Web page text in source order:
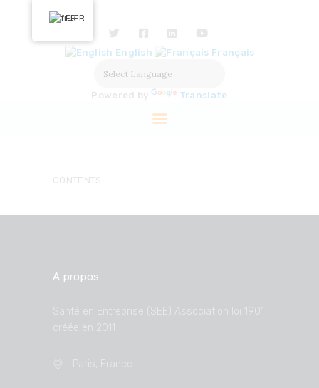
English Français
Powered by Translate
ACCUEIL
NOUS DÉCOUVRIR
NOS ACTIONS
CONTENTS
A propos
Santé en Entreprise (SEE) Association loi 1901
créée en 2011
Paris, France
FR